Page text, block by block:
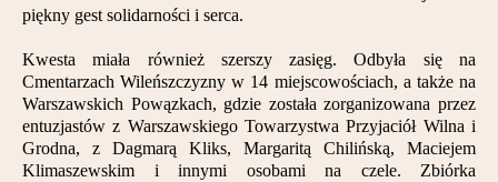
piękny gest solidarności i serca.
Kwesta miała również szerszy zasięg. Odbyła się na
Cmentarzach Wileńszczyzny w 14 miejscowościach, a także na
Warszawskich Powązkach, gdzie została zorganizowana przez
entuzjastów z Warszawskiego Towarzystwa Przyjaciół Wilna i
Grodna, z Dagmarą Kliks, Margaritą Chilińską, Maciejem
Klimaszewskim i innymi osobami na czele. Zbiórka